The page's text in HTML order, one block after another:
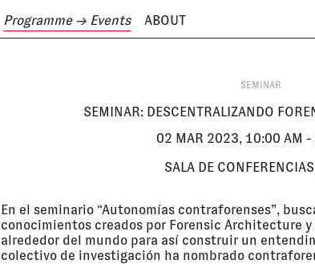
Programme→ Events ABOUT
SEMINAR
SEMINAR: DESCENTRALIZANDO
02 MAR 2023, 10:00 AM -
SALA DE
En el seminario “Autonomías contraforenses”,
conocimientos creados por Forensic Architecture
alrededor del mundo para así construir un
colectivo de investigación ha nombrado